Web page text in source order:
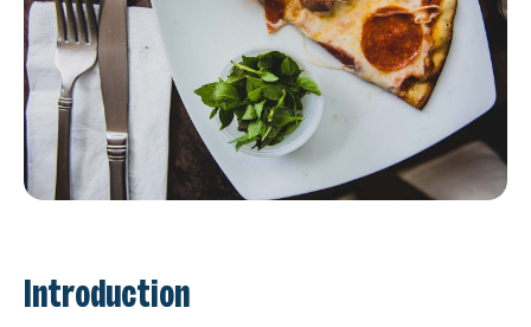
Introduction